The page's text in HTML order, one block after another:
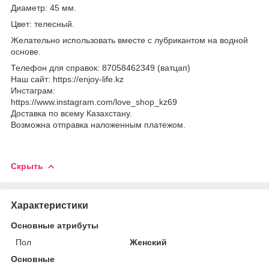
Диаметр: 45 мм.
Цвет: телесный.
Желательно использовать вместе с лубрикантом на водной
основе.
Телефон для справок: 87058462349 (ватцап)
Наш сайт: https://enjoy-life.kz
Инстаграм:
https://www.instagram.com/love_shop_kz69
Доставка по всему Казахстану.
Возможна отправка наложенным платежом.
Скрыть
Характеристики
Основные атрибуты
Пол
Женский
Основные